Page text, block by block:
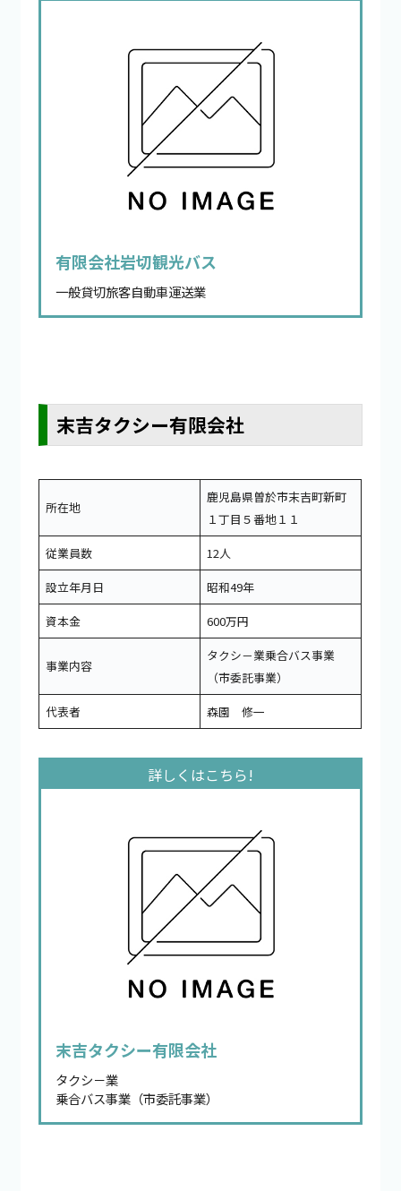
有限会社岩切観光バス
一般貸切旅客自動車運送業
末吉タクシー有限会社
所在地
鹿児島県曽於市末吉町新町
１丁目５番地１１
従業員数
12人
設立年月日
昭和49年
資本金
600万円
事業内容
タクシ－業乗合バス事業
（市委託事業）
代表者
森園 修一
末吉タクシー有限会社
タクシ－業
乗合バス事業（市委託事業）